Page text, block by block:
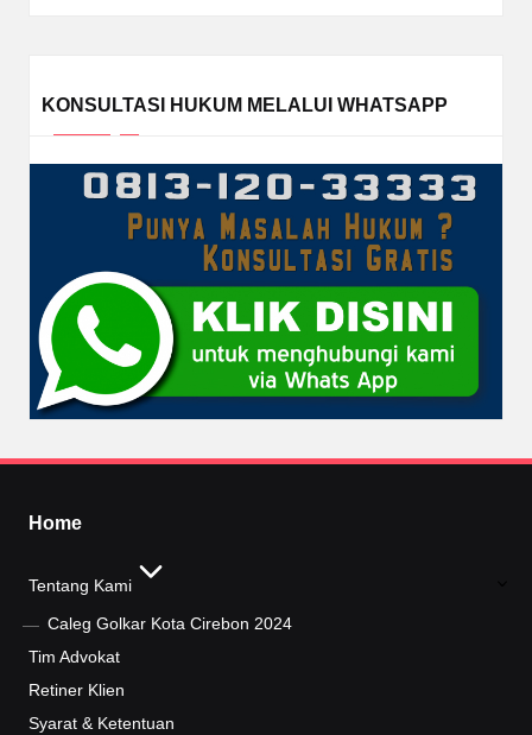
KONSULTASI HUKUM MELALUI WHATSAPP
Home
Tentang Kami
Caleg Golkar Kota Cirebon 2024
Tim Advokat
Retiner Klien
Syarat & Ketentuan